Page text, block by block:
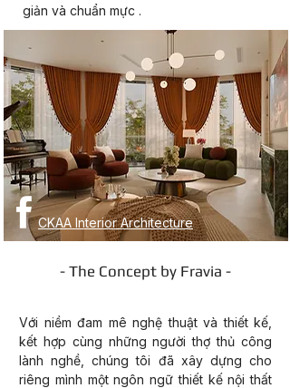
giản và chuẩn mực .
CKAA Interior Architecture
Với niềm đam mê nghệ thuật và thiết kế,
kết hợp cùng những người thợ thủ công
lành nghề, chúng tôi đã xây dựng cho
riêng mình một ngôn ngữ thiết kế nội thất
- The Concept by Fravia -